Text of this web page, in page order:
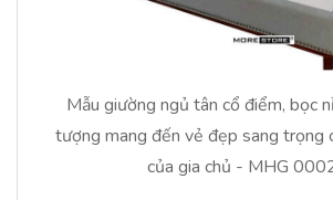
Mẫu giường ngủ tân cổ điểm, bọc
tượng mang đến vẻ đẹp sang trọng
của gia chủ - MHG